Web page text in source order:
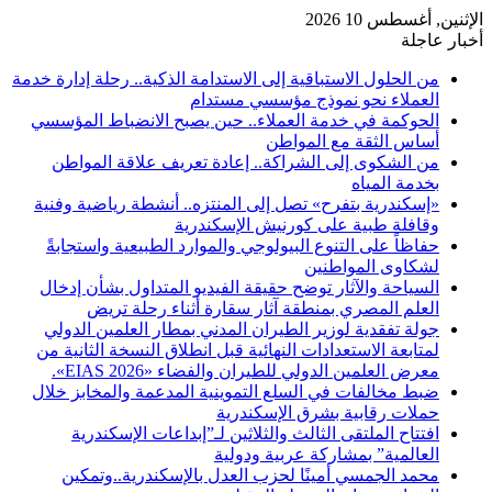
الإثنين, أغسطس 10 2026
أخبار عاجلة
من الحلول الاستباقية إلى الاستدامة الذكية.. رحلة إدارة خدمة
العملاء نحو نموذج مؤسسي مستدام
الحوكمة في خدمة العملاء.. حين يصبح الانضباط المؤسسي
أساس الثقة مع المواطن
من الشكوى إلى الشراكة.. إعادة تعريف علاقة المواطن
بخدمة المياه
«إسكندرية بتفرح» تصل إلى المنتزه.. أنشطة رياضية وفنية
وقافلة طبية على كورنيش الإسكندرية
حفاظاً على التنوع البيولوجي والموارد الطبيعية واستجابةً
لشكاوى المواطنين
السياحة والآثار توضح حقيقة الفيديو المتداول بشأن إدخال
العلم المصري بمنطقة آثار سقارة أثناء رحلة تريض
جولة تفقدية لوزير الطيران المدني بمطار العلمين الدولي
لمتابعة الاستعدادات النهائية قبل انطلاق النسخة الثانية من
معرض العلمين الدولي للطيران والفضاء «EIAS 2026».
ضبط مخالفات في السلع التموينية المدعمة والمخابز خلال
حملات رقابية بشرق الإسكندرية
افتتاح الملتقى الثالث والثلاثين لـ”إبداعات الإسكندرية
العالمية” بمشاركة عربية ودولية
محمد الجمسي أمينًا لحزب العدل بالإسكندرية..وتمكين